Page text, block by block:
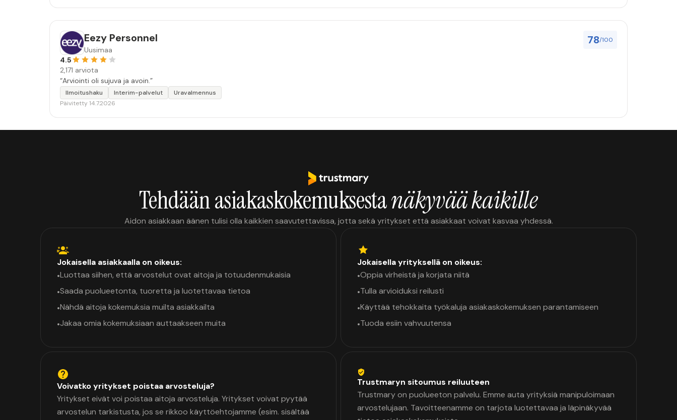
78/100
Eezy Personnel
Uusimaa
4.5
2,171 arviota
“Arviointi oli sujuva ja avoin.”
Ilmoitushaku Interim-palvelut
Uravalmennus
Päivitetty 14.7.2026
Tehdään asiakaskokemuksestanäkyvää kaikille
Aidon asiakkaan äänen tulisi olla kaikkien saavutettavissa, jotta sekä yritykset että asiakkaat voivat kasvaa yhdessä.
Jokaisella asiakkaalla on oikeus:
•Luottaa siihen, että arvostelut ovat aitoja ja totuudenmukaisia
•Saada puolueetonta, tuoretta ja luotettavaa tietoa
•Nähdä aitoja kokemuksia muilta asiakkailta
•Jakaa omia kokemuksiaan auttaakseen muita
Jokaisella yrityksellä on oikeus:
•Oppia virheistä ja korjata niitä
•Tulla arvioiduksi reilusti
•Käyttää tehokkaita työkaluja asiakaskokemuksen parantamiseen
•Tuoda esiin vahvuutensa
Voivatko yritykset poistaa arvosteluja?
Yritykset eivät voi poistaa aitoja arvosteluja. Yritykset voivat pyytää
arvostelun tarkistusta, jos se rikkoo käyttöehtojamme (esim. sisältää
Trustmaryn sitoumus reiluuteen
Trustmary on puolueeton palvelu. Emme auta yrityksiä manipuloimaan
arvostelujaan. Tavoitteenamme on tarjota luotettavaa ja läpinäkyvää